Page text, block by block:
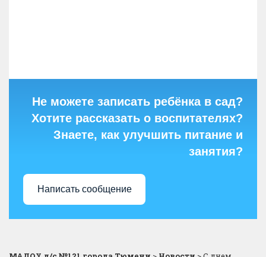
Не можете записать ребёнка в сад?
Хотите рассказать о воспитателях?
Знаете, как улучшить питание и
занятия?
Написать сообщение